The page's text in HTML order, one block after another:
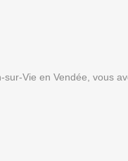
Vie en Vendée, vous